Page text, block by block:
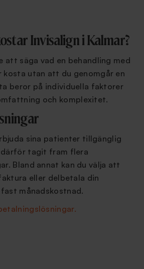
Invisalign i Kalmar?
att säga vad en behandling med
kosta utan att du genomgår en
beror på individuella faktorer
och komplexitet.
sina patienter tillgänglig
tagit fram flera
Bland annat kan du välja att
eller delbetala din
månadskostnad.